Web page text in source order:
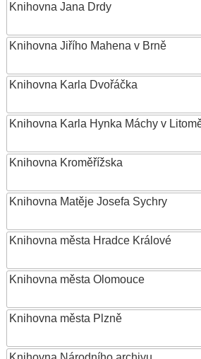
Knihovna Jana Drdy
Knihovna Jiřího Mahena v Brně
Knihovna Karla Dvořáčka
Knihovna Karla Hynka Máchy v
Knihovna Kroměřížska
Knihovna Matěje Josefa Sychry
Knihovna města Hradce Králové
Knihovna města Olomouce
Knihovna města Plzně